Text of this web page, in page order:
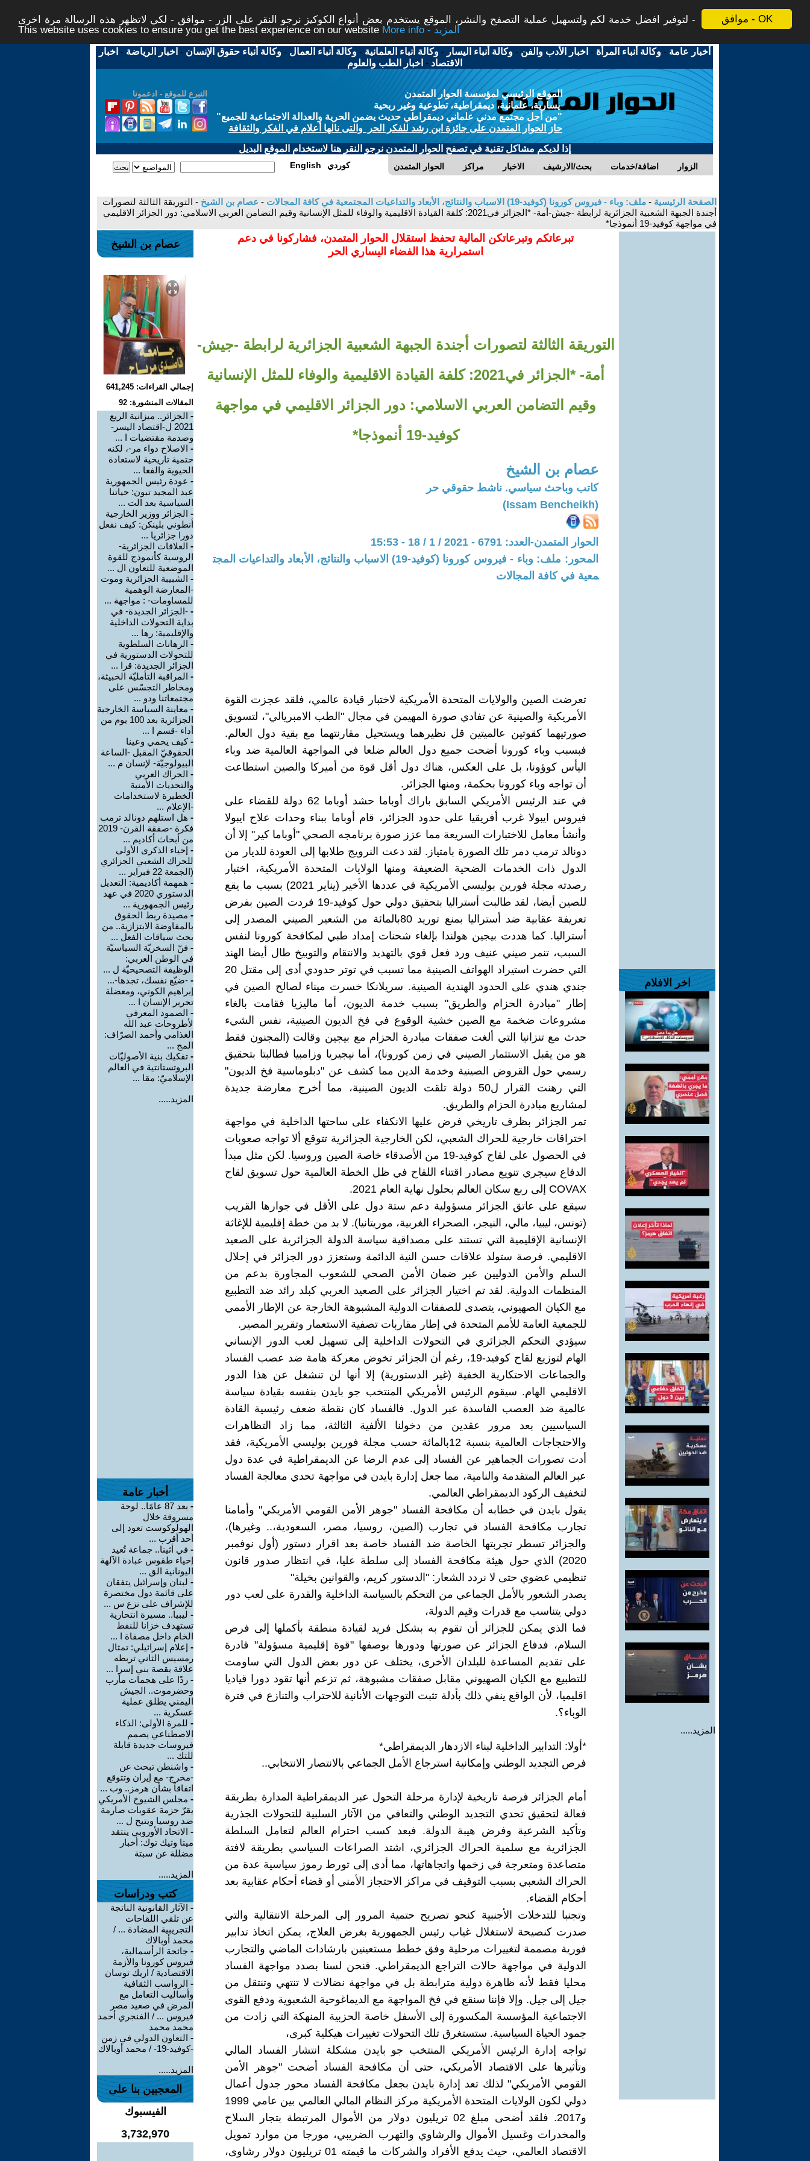
موافق - OK
لتوفير افضل خدمة لكم ولتسهيل عملية التصفح والنشر، الموقع يستخدم بعض أنواع الكوكيز نرجو النقر على الزر - موافق - لكي لاتظهر هذه الرسالة مرة اخرى -
This website uses cookies to ensure you get the best experience on our website
More info - المزيد
أخبار عامة -وكالة أنباء المرأة - اخبار الأدب والفن -وكالة أنباء اليسار -وكالة أنباء العلمانية -وكالة أنباء العمال -وكالة أنباء حقوق الإنسان - اخبار الرياضة - اخبار
الاقتصاد - اخبار الطب والعلوم
التبرع للموقع - ادعمونا
الموقع الرئيسي لمؤسسة الحوار المتمدن
يسارية، علمانية، ديمقراطية، تطوعية وغير ربحية
"من أجل مجتمع مدني علماني ديمقراطي حديث يضمن الحرية والعدالة الاجتماعية للجميع"
حاز الحوار المتمدن على جائزة ابن رشد للفكر الحر والتى نالها أعلام في الفكر والثقافة
إذا لديكم مشاكل تقنية في تصفح الحوار المتمدن نرجو النقر هنا لاستخدام الموقع البديل
الحوار المتمدن مراكز الاخبار بحث/الارشيف اضافة/خدمات الزوار English كوردي
الصفحة الرئيسية - ملف: وباء - فيروس كورونا (كوفيد-19) الاسباب والنتائج، الأبعاد والتداعيات المجتمعية في كافة المجالات - عصام بن الشيخ - التوريقة الثالثة لتصورات
أجندة الجبهة الشعبية الجزائرية لرابطة -جيش-أمة- *الجزائر في2021: كلفة القيادة الاقليمية والوفاء للمثل الإنسانية وقيم التضامن العربي الاسلامي: دور الجزائر الاقليمي
في مواجهة كوفيد-19 أنموذجا*
اخر الافلام
المزيد.....
تبرعاتكم وتبرعاتكن المالية تحفظ استقلال الحوار المتمدن، فشاركونا في دعم
استمرارية هذا الفضاء اليساري الحر
التوريقة الثالثة لتصورات أجندة الجبهة الشعبية الجزائرية لرابطة -جيش-
أمة- *الجزائر في2021: كلفة القيادة الاقليمية والوفاء للمثل الإنسانية
وقيم التضامن العربي الاسلامي: دور الجزائر الاقليمي في مواجهة
كوفيد-19 أنموذجا*
عصام بن الشيخ
كاتب وباحث سياسي. ناشط حقوقي حر
(Issam Bencheikh)
الحوار المتمدن-العدد: 6791 - 2021 / 1 / 18 - 15:53
المحور: ملف: وباء - فيروس كورونا (كوفيد-19) الاسباب والنتائج، الأبعاد والتداعيات المجت
معية في كافة المجالات
تعرضت الصين والولايات المتحدة الأمريكية لاختبار قيادة عالمي، فلقد عجزت القوة
الأمريكية والصينية عن تفادي صورة المهيمن في مجال "الطب الامبريالي"، لتسويق
صورتيهما كقوتين عالميتين قل نظيرهما ويستحيل مقارنتهما مع بقية دول العالم.
فبسبب وباء كورونا أضحت جميع دول العالم ضلعا في المواجهة العالمية ضد وباء
اليأس كوؤونا، بل على العكس، هناك دول أقل قوة من أميركا والصين استطاعت
أن تواجه وباء كورونا بحكمة، ومنها الجزائر.
في عند الرئيس الأمريكي السابق باراك أوباما حشد أوباما 62 دولة للقضاء على
فيروس ايبولا غرب أفريقيا على حدود الجزائر، قام أوباما ببناء وحدات علاج ايبولا
وأنشأ معامل للاختبارات السريعة مما عزز صورة برنامجه الصحي "أوباما كير" إلا أن
دونالد ترمب دمر تلك الصورة بامتياز. لقد دعت النرويج طلابها إلى العودة للديار من
الدول ذات الخدمات الضحية الضعيفة ومنها الولايات المتحدة الأمريكية، اختبار
رصدته مجلة فورين بوليسي الأمريكية في عددها الأخير (يناير 2021) بسبب ما يقع
للصين أيضا، لقد طالبت أستراليا بتحقيق دولي حول كوفيد-19 فردت الصين بفرض
تعريفة عقابية ضد أستراليا بمنع توريد 80بالمائة من الشعير الصيني المصدر إلى
أستراليا. كما هددت بيجين هولندا بإلغاء شحنات إمداد طبي لمكافحة كورونا لنفس
السبب، تنمر صيني عنيف ورد فعل قوي بالتهديد والانتقام والتوبيخ طال أيضا الهند
التي حضرت استيراد الهواتف الصينية مما تسبب في توتر حدودي أدى إلى مقتل 20
جندي هندي على الحدود الهندية الصينية. سريلانكا خسرت ميناء لصالح الصين في
إطار "مبادرة الحزام والطريق" بسبب خدمة الديون، أما ماليزيا فقامت بالغاء
مشروعات ضخمة مع الصين خشية الوقوع في فخ الديون الصينية، نفس الشيء
حدث مع تنزانيا التي ألغت صفقات مبادرة الحزام مع بيجين وقالت (المجنون فقط
هو من يقبل الاستثمار الصيني في زمن كورونا)، أما نيجيريا وزامبيا فطالبتا بتحقيق
رسمي حول القروض الصينية وخدمة الدين مما كشف عن "دبلوماسية فخ الديون"
التي رهنت القرار ل50 دولة تلقت الديون الصينية، مما أخرج معارضة جديدة
لمشاريع مبادرة الحزام والطريق.
تمر الجزائر بظرف تاريخي فرض عليها الانكفاء على ساحتها الداخلية في مواجهة
اختراقات خارجية للحراك الشعبي، لكن الخارجية الجزائرية تتوقع ألا تواجه صعوبات
في الحصول على لقاح كوفيد-19 من الأصدقاء خاصة الصين وروسيا. لكن مثل مبدأ
الدفاع سيجري تنويع مصادر اقتناء اللقاح في ظل الخطة العالمية حول تسويق لقاح
COVAX إلى ربع سكان العالم بحلول نهاية العام 2021.
سيقع على عاتق الجزائر مسؤولية دعم ستة دول على الأقل في جوارها القريب
(تونس، ليبيا، مالي، النيجر، الصحراء الغربية، موريتانيا). لا بد من خطة إقليمية للإغاثة
الإنسانية الإقليمية التي تستند على مصداقية سياسة الدولة الجزائرية على الصعيد
الاقليمي. فرصة ستولد علاقات حسن النية الدائمة وستعزز دور الجزائر في إحلال
السلم والأمن الدوليين عبر ضمان الأمن الصحي للشعوب المجاورة بدعم من
المنظمات الدولية. لقد تم اختيار الجزائر على الصعيد العربي كبلد رائد ضد التطبيع
مع الكيان الصهيوني، يتصدى للصفقات الدولية المشبوهة الخارجة عن الإطار الأممي
للجمعية العامة للأمم المتحدة في إطار مقاربات تصفية الاستعمار وتقرير المصير.
سيؤدي التحكم الجزائري في التحولات الداخلية إلى تسهيل لعب الدور الإنساني
الهام لتوزيع لقاح كوفيد-19، رغم أن الجزائر تخوض معركة هامة ضد عصب الفساد
والجماعات الاحتكارية الخفية (غير الدستورية) إلا أنها لن تنشغل عن هذا الدور
الاقليمي الهام. سيقوم الرئيس الأمريكي المنتخب جو بايدن بنفسه بقيادة سياسة
عالمية ضد العصب الفاسدة عبر الدول. فالفساد كان نقطة ضعف رئيسية القادة
السياسيين بعد مرور عقدين من دخولنا الألفية الثالثة، مما زاد التظاهرات
والاحتجاجات العالمية بنسبة 12بالمائة حسب مجلة فورين بوليسي الأمريكية، فقد
أدت تصورات الجماهير عن الفساد إلى عدم الرضا عن الديمقراطية في عدة دول
عبر العالم المتقدمة والنامية، مما جعل إدارة بايدن في مواجهة تحدي معالجة الفساد
لتخفيف الركود الديمقراطي العالمي.
يقول بايدن في خطابه أن مكافحة الفساد "جوهر الأمن القومي الأمريكي" وأمامنا
تجارب مكافحة الفساد في تجارب (الصين، روسيا، مصر، السعودية،.. وغيرها)،
والجزائر تسطر تجربتها الخاصة ضد الفساد خاصة بعد اقرار دستور (أول نوفمبر
2020) الذي حول هيئة مكافحة الفساد إلى سلطة عليا، في انتظار صدور قانون
تنظيمي عضوي حتى لا نردد الشعار: "الدستور كريم، والقوانين بخيلة"
يصدر الشعور بالأمل الجماعي من التحكم بالسياسة الداخلية والقدرة على لعب دور
دولي يتناسب مع قدرات وقيم الدولة،
فما الذي يمكن للجزائر أن تقوم به بشكل فريد لقيادة منطقة بأكملها إلى فرص
السلام، فدفاع الجزائر عن صورتها ودورها بوصفها "قوة إقليمية مسؤولة" قادرة
على تقديم المساعدة للبلدان الأخرى، يختلف عن دور بعض الدول التي ساومت
للتطبيع مع الكيان الصهيوني مقابل صفقات مشبوهة، ثم تزعم أنها تقود دورا قياديا
اقليميا، لأن الواقع ينفي ذلك بأدلة تثبت التوجهات الأنانية للاحتراب والتنازع في فترة
الوباء؟.
*أولا: التدابير الداخلية لبناء الازدهار الديمقراطي*
فرص التجديد الوطني وإمكانية استرجاع الأمل الجماعي بالانتصار الانتخابي..
أمام الجزائر فرصة تاريخية لإدارة مرحلة التحول عبر الديمقراطية المدارة بطريقة
فعالة لتحقيق تحدي التجديد الوطني والتعافي من الآثار السلبية للتحولات الجذرية
وتأكيد الشرعية وفرض هيبة الدولة. فبعد كسب احترام العالم لتعامل السلطة
الجزائرية مع سلمية الحراك الجزائري، اشتد الصراعات السياسي بطريقة لافتة
متصاعدة ومتعرجة في زخمها واتجاهاتها، مما أدى إلى تورط رموز سياسية عدة من
الحراك الشعبي بسبب التوقيف في مراكز الاحتجاز الأمني أو قضاء أحكام عقابية بعد
أحكام القضاء.
وتجنبا للتدخلات الأجنبية كنحو تصريح حتمية المرور إلى المرحلة الانتقالية والتي
صدرت كنصيحة لاستغلال غياب رئيس الجمهورية بغرض العلاج، يمكن اتخاذ تدابير
فورية مصممة لتغييرات مرحلية وفق خطط مستعينين بارشادات الماضي والتجارب
الدولية في مواجهة حالات التراجع الديمقراطي. فنحن لسنا بصدد مواجهة الفساد
محليا فقط لأنه ظاهرة دولية مترابطة بل في مواجهة نضالات لا تنتهي وتنتقل من
جيل إلى جيل. وإلا فإننا سنقع في فخ المواجهة مع الديماغوحية الشعبوية ودفع القوى
الاجتماعية المؤسسة المكسورة إلى الأسفل خاصة الحزبية المنهكة التي زادت من
جمود الحياة السياسية. ستستغرق تلك التحولات تغييرات هيكلية كبرى،
تواجه إدارة الرئيس الأمريكي المنتخب جو بايدن مشكلة انتشار الفساد المالي
وتأثيرها على الاقتصاد الأمريكي، حتى أن مكافحة الفساد أضحت "جوهر الأمن
القومي الأمريكي" لذلك تعد إدارة بايدن بجعل مكافحة الفساد محور جدول أعمال
دولي لكون الولايات المتحدة الأمريكية مركز النظام المالي العالمي بين عامي 1999
و2017. فلقد أضحى مبلغ 02 تريليون دولار من الأموال المرتبطة بتجار السلاح
والمخدرات وغسيل الأموال والرشاوي والتهرب الضريبي، مورجا من موارد تمويل
الاقتصاد العالمي، حيث يدفع الأفراد والشركات ما قيمته 01 تريليون دولار رشاوى،
عصام بن الشيخ
إجمالي القراءات: 641,245
المقالات المنشورة: 92
- الجزائر.. ميزانية الريع
2021 ل-اقتصاد اليسر-
وصدمة مقتضيات ا ...
- الاصلاح دواء مر-، لكنه
حتمية تاريخية لاستعادة
الحيوية والفعا ...
- عودة رئيس الجمهورية
عبد المجيد تبون: حياتنا
السياسية بعد الت ...
- الجزائر ووزير الخارجية
أنطوني بلينكن: كيف نفعل
دورا جزائريا ...
- العلاقات الجزائرية-
الروسية كأنموذج للقوة
الموضعية للتعاون ال ...
- الشبيبة الجزائرية وموت
-المعارضة الوهمية
للمساومات- : مواجهة ...
- -الجزائر الجديدة- في
بداية التحولات الداخلية
والإقليمية: رها ...
- الرهانات السلطوية
للتحولات الدستورية في
الجزائر الجديدة: قرا ...
- المراقبة التأمليّة الخبيثة،
ومخاطر التجسّس على
مجتمعاتنا ودو ...
- معاينة السياسة الخارجية
الجزائرية بعد 100 يوم من
أداء -قسم ا ...
-كيف يحمي وعينا
الحقوقيّ المقبل -الساعة
البيولوجيّة- لإنسان م ...
- الحراك العربي
والتحديات الأمنية
الخطيرة لاستخدامات
-الإعلام ...
- هل استلهم دونالد ترمب
فكرة -صفقة القرن- 2019
من أبحاث أكاديم ...
- إحياء الذكرى الأولى
للحراك الشعبي الجزائري
(الجمعة 22 فبراير ...
- همهمة أكاديمية: التعديل
الدستوري 2020 في عهد
رئيس الجمهورية ...
- مصيدة ربط الحقوق
بالمفاوضة الابتزازية.. من
بحث سياقات الفعل ...
- فنّ السخريّة السياسيّة
في الوطن العربي:
الوظيفة التصحيحيّة ل ...
- -ضيّع نفسك، تجدها-...
إبراهيم الكوني، ومعضلة
تحرير الإنسان ا ...
- الصمود المعرفي
لأطروحات عبد الله
الغذامي وأحمد الصرّاف:
المج ...
- تفكيك بنية الأصوليّات
البروتستانتية في العالم
الإسلاميّ: مقا ...
المزيد.....
أخبار عامة
-
بعد 87 عامًا.. لوحة
مسروقة خلال
الهولوكوست تعود إلى
أحد أقرب ...
- في أثينا.. جماعة تُعيد
إحياء طقوس عبادة الآلهة
اليونانية الق ...
- لبنان وإسرائيل يتفقان
على قائمة دول مختصرة
للإشراف على نزع س ...
- ليبيا.. مسيرة انتحارية
تستهدف خزانا للنفط
الخام داخل مصفاة ا ...
- إعلام إسرائيلي: تمثال
رمسيس الثاني تربطه
علاقة بقصة بني إسرا ...
- ردًا على هجمات مأرب
وحضرموت.. الجيش
اليمني يطلق عملية
عسكرية ...
- للمرة الأولى: الذكاء
الاصطناعي يصمم
فيروسات جديدة قابلة
للتك ...
- واشنطن تبحث عن
-مخرج- مع إيران وتتوقع
اتفاقاً بشأن هرمز.. وب ...
- مجلس الشيوخ الأمريكي
يقرّ حزمة عقوبات صارمة
ضد روسيا ويتيح ل ...
- الاتحاد الأوروبي ينتقد
ميتا وتيك توك: أخبار
مضللة عن سبتة
المزيد.....
كتب ودراسات
- الآثار القانونية الناتجة
عن تلقي اللقاحات
التجريبية المضادة ... /
محمد أوبالاك
- جائحة الرأسمالية،
فيروس كورونا والأزمة
الاقتصادية / اريك توسان
- الرواسب الثقافية
وأساليب التعامل مع
المرض في صعيد مصر
فيروس ... / الفنجري أحمد
محمد محمد
- التعاون الدولي في زمن
-كوفيد-19- / محمد أوبالاك
المزيد.....
المعجبين بنا على
الفيسبوك
3,732,970